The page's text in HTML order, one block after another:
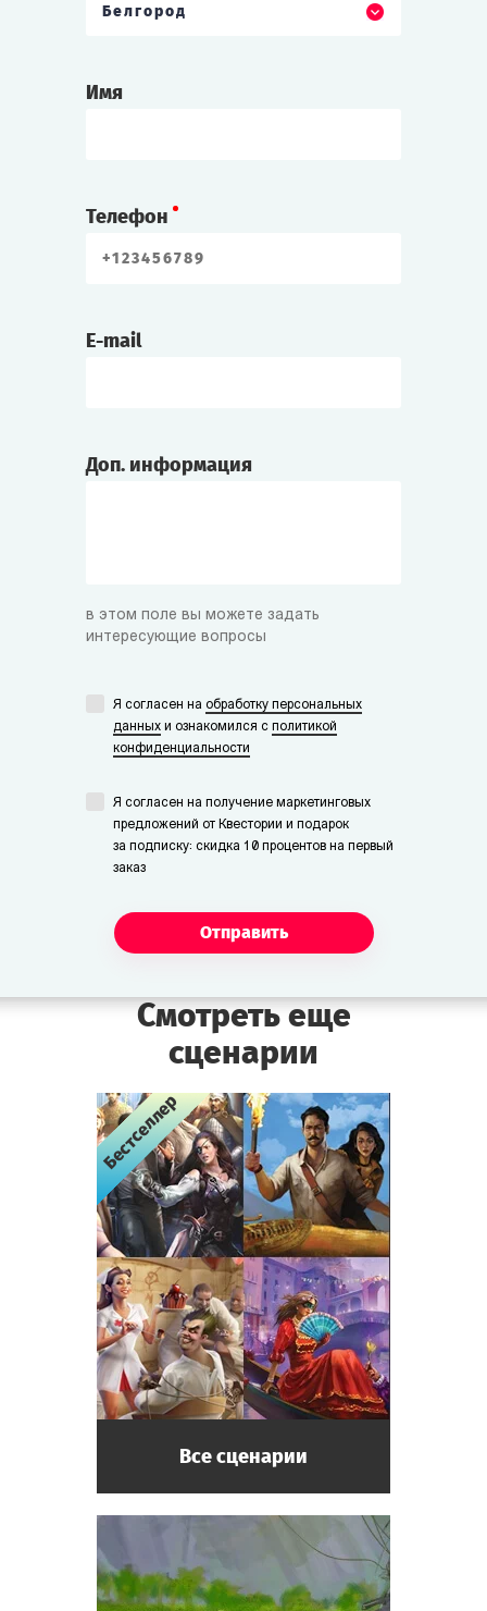
Белгород
Имя
Телефон
E-mail
Доп. информация
в этом поле вы можете задать
интересующие вопросы
Я согласен на обработку персональных
данных и ознакомился с политикой
конфиденциальности
Я согласен на получение маркетинговых
предложений от Квестории и подарок
за подписку: скидка 10 процентов на первый
заказ
Отправить
Смотреть еще
сценарии
Все сценарии
Бестселлер
Бестселлер
Бестселлер
Бестселлер